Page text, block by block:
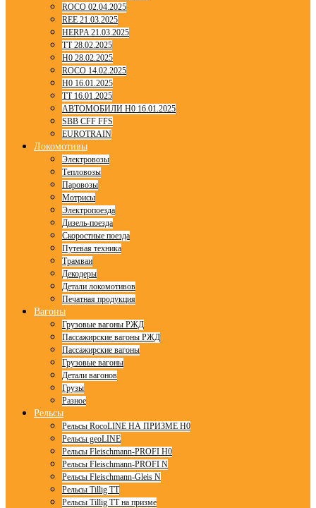
ROCO 02.04.2025
REE 21.03.2025
HERPA 21.03.2025
TT 28.02.2025
H0 28.02.2025
ROCO 14.02.2025
H0 16.01.2025
TT 16.01.2025
АВТОМОБИЛИ H0 16.01.2025
SBB CFF FFS
EUROTRAIN
Локомотивы
Электровозы
Тепловозы
Паровозы
Мотрисы
Электропоезда
Дизель-поезда
Скоростные поезда
Путевая техника
Трамваи
Декодеры
Детали локомотивов
Печатная продукция
Вагоны
Грузовые вагоны РЖД
Пассажирские вагоны РЖД
Пассажирские вагоны
Грузовые вагоны
Детали вагонов
Грузы
Разное
Рельсы
Рельсы RocoLINE НА ПРИЗМЕ H0
Рельсы geoLINE
Рельсы Fleischmann-PROFI H0
Рельсы Fleischmann-PROFI N
Рельсы Fleischmann-Gleis N
Рельсы Tillig TT
Рельсы Tillig TT на призме